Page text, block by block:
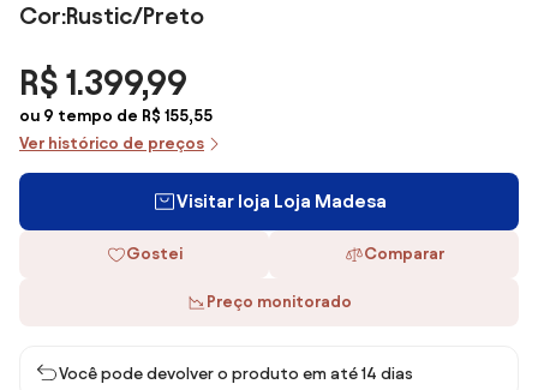
Cor:Rustic/Preto
R$ 1.399,99
ou 9 tempo de R$ 155,55
Ver histórico de preços
Visitar loja Loja Madesa
Gostei Comparar
Preço monitorado
Você pode devolver o produto em até 14 dias